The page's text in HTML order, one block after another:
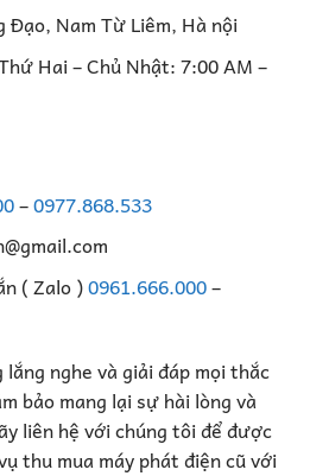
Đạo, Nam Từ Liêm, Hà nội
Hai – Chủ Nhật: 7:00 AM –
–0977.868.533
( Zalo )0961.666.000–
nghe và giải đáp mọi thắc
bảo mang lại sự hài lòng và
liên hệ với chúng tôi để được
thu mua máy phát điện cũ với